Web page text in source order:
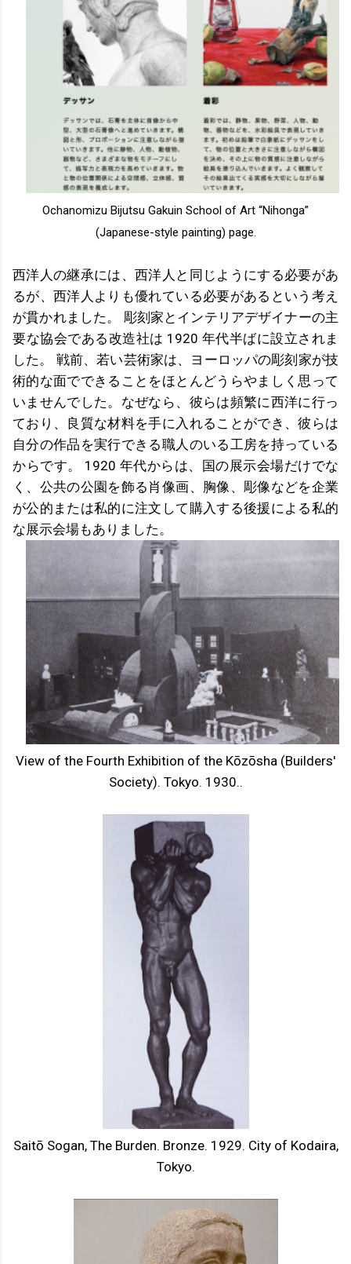
Ochanomizu Bijutsu Gakuin School of Art “Nihonga”
(Japanese-style painting) page.
西洋人の継承には、西洋人と同じようにする必要があ
るが、西洋人よりも優れている必要があるという考え
が貫かれました。 彫刻家とインテリアデザイナーの主
要な協会である改造社は 1920 年代半ばに設立されま
した。 戦前、若い芸術家は、ヨーロッパの彫刻家が技
術的な面でできることをほとんどうらやましく思って
いませんでした。なぜなら、彼らは頻繁に西洋に行っ
ており、良質な材料を手に入れることができ、彼らは
自分の作品を実行できる職人のいる工房を持っている
からです。 1920 年代からは、国の展示会場だけでな
く、公共の公園を飾る肖像画、胸像、彫像などを企業
が公的または私的に注文して購入する後援による私的
な展示会場もありました。
View of the Fourth Exhibition of the Kōzōsha (Builders'
Society). Tokyo. 1930..
Saitō Sogan, The Burden. Bronze. 1929. City of Kodaira,
Tokyo.